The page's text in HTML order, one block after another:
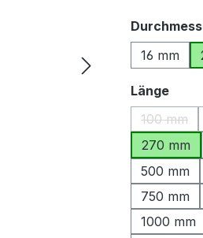
16 mm
Länge
100 mm
(Diese
270 mm
500 mm
750 mm
1000 mm